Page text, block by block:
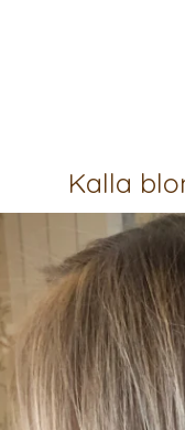
Kalla